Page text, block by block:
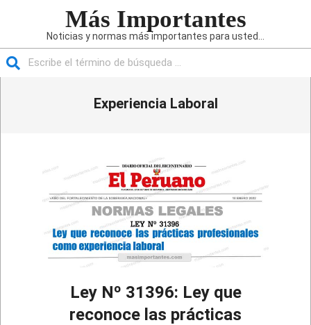
Más Importantes
Noticias y normas más importantes para usted...
Experiencia Laboral
Ley Nº 31396: Ley que
reconoce las prácticas